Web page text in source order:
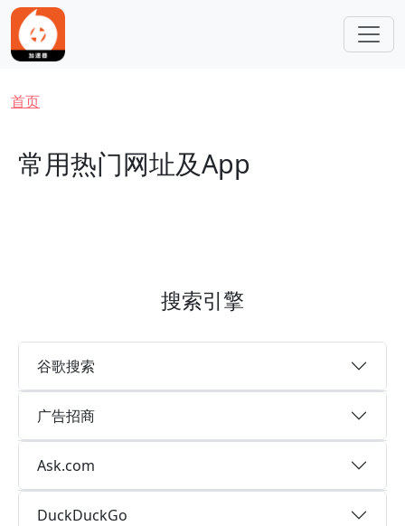
跳转到主要内容
面包屑
首页
常用热门网址及App
搜索引擎
谷歌搜索
广告招商
Ask.com
DuckDuckGo